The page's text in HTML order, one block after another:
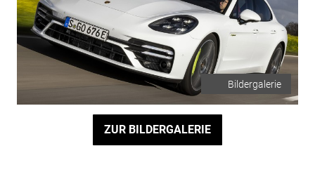
Bildergalerie
ZUR BILDERGALERIE